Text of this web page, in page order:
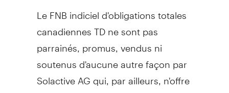
Le FNB indiciel d'obligations totales
canadiennes TD ne sont pas
parrainés, promus, vendus ni
soutenus d'aucune autre façon par
Solactive AG qui, par ailleurs, n'offre